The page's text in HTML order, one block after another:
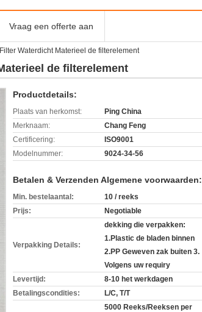
Vraag een offerte aan
Waterdicht Materieel de filterelement
de filterelement
Productdetails:
Plaats van herkomst:
Ping China
Merknaam:
Chang Feng
Certificering:
ISO9001
Modelnummer:
9024-34-56
Betalen & Verzenden Algemene voorwaarden:
Min. bestelaantal:
10 / reeks
Prijs:
Negotiable
Verpakking Details:
dekking die verpakken:
1.Plastic de bladen binnen
2.PP Geweven zak buiten 3.
Volgens uw requiry
Levertijd:
8-10 het werkdagen
Betalingscondities:
L/C, T/T
5000 Reeks/Reeksen per